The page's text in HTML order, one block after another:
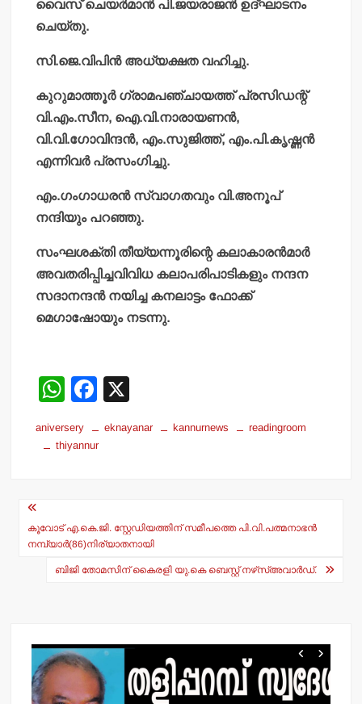
വൈസ് ചെയര്‍മാന്‍ പി.ജയരാജന്‍ ഉദ്ഘാടനം
ചെയ്തു.
സി.ജെ.വിപിന്‍ അധ്യക്ഷത വഹിച്ചു.
കുറുമാത്തൂര്‍ ഗ്രാമപഞ്ചായത്ത് പ്രസിഡന്റ്
വി.എം.സീന, ഐ.വി.നാരായണന്‍,
വി.വി.ഗോവിന്ദന്‍, എം.സുജിത്ത്, എം.പി.കൃഷ്ണന്‍
എന്നിവര്‍ പ്രസംഗിച്ചു.
എം.ഗംഗാധരന്‍ സ്വാഗതവും വി.അനൂപ്
നന്ദിയും പറഞ്ഞു.
സംഘശക്തി തീയ്യന്നൂരിന്റെ കലാകാരന്‍മാര്‍
അവതരിപ്പിച്ചവിവിധ കലാപരിപാടികളും നന്ദന
സദാനന്ദന്‍ നയിച്ച കനലാട്ടം ഫോക്ക്
മെഗാഷോയും നടന്നു.
W
at
p
p
F
c
o
o
k
aniversery eknayanar kannurnews
readingroom
thiyannur
Post
navigation
കൂവോട് എ.കെ.ജി. സ്റ്റേഡിയത്തിന് സമീപത്തെ പി.വി.പത്മനാഭന്‍
നമ്പ്യാര്‍(86)നിര്യാതനായി
ബിജി തോമസിന് കൈരളി യു.കെ ബെസ്റ്റ് നഴ്‌സ്അവാര്‍ഡ്.